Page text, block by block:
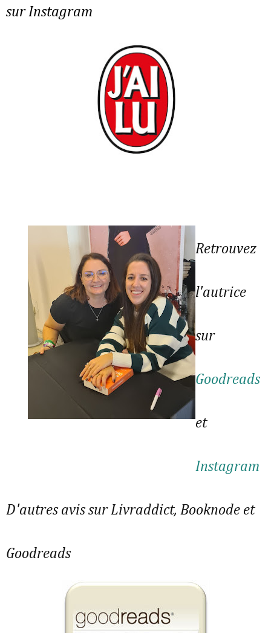
sur Instagram
Retrouvez
l'autrice
sur
Goodreads
et
Instagram
D'autres avis sur Livraddict, Booknode et
Goodreads